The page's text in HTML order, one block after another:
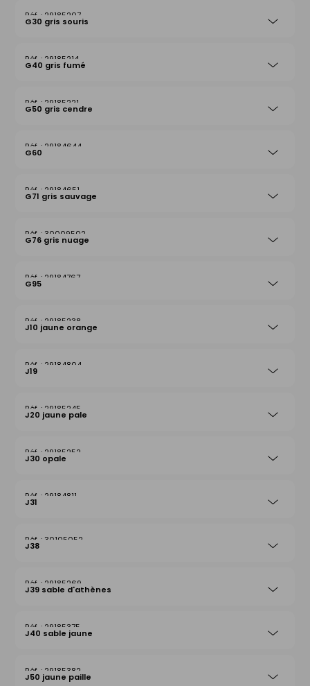
29185207
G30 gris souris
29185214
G40 gris fumé
29185221
G50 gris cendre
29184644
G60
29184651
G71 gris sauvage
30009502
G76 gris nuage
29184767
G95
29185238
J10 jaune orange
29184804
J19
29185245
J20 jaune pale
29185252
J30 opale
29184811
J31
30105052
J38
29185269
J39 sable d'athènes
29185375
J40 sable jaune
29185382
J50 jaune paille